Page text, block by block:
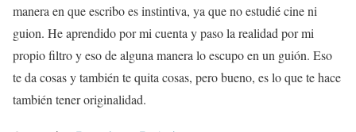
manera en que escribo es instintiva, ya que no estudié cine ni
guion. He aprendido por mi cuenta y paso la realidad por mi
propio filtro y eso de alguna manera lo escupo en un guión. Eso
te da cosas y también te quita cosas, pero bueno, es lo que te hace
también tener originalidad.